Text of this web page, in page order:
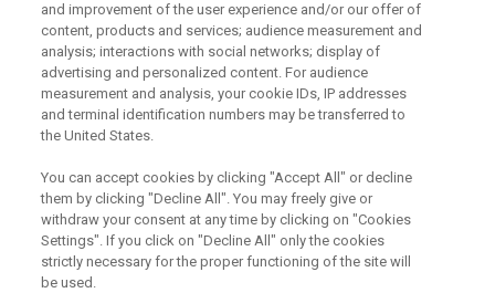
Užitečné odkazy
Právní Podmínky
Souhlas se zpracováním osobních údajů a cookies
Souhlas se zpracováním osobních údajů k marketingovým
účelům
Saint-Gobain Construction Products
CZ a.s., IČ:25029673, se sídlem
Praha 8, Smrčkova 2485/4, PSČ 180
00
and improvement of the user experience and/or our offer of
content, products and services; audience measurement and
analysis; interactions with social networks; display of
advertising and personalized content. For audience
measurement and analysis, your cookie IDs, IP addresses
and terminal identification numbers may be transferred to
the United States.
You can accept cookies by clicking "Accept All" or decline
them by clicking "Decline All". You may freely give or
withdraw your consent at any time by clicking on "Cookies
Settings". If you click on "Decline All" only the cookies
strictly necessary for the proper functioning of the site will
be used.